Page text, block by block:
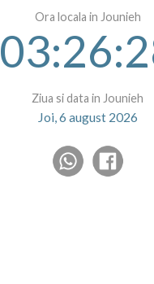
Ora locala in Jounieh
Ziua si data in Jounieh
Joi, 6 august 2026